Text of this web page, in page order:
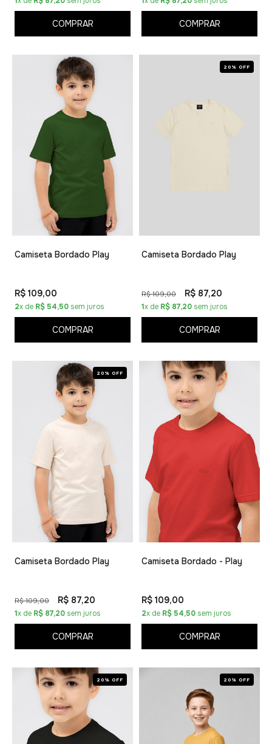
COMPRAR COMPRAR
Camiseta Bordado Play
R$ 109,00
2x de R$ 54,50 sem juros
COMPRAR
20% OFF
Camiseta Bordado Play
R$ 109,00 R$ 87,20
1x de R$ 87,20 sem juros
COMPRAR
20% OFF
Camiseta Bordado Play
R$ 109,00 R$ 87,20
1x de R$ 87,20 sem juros
COMPRAR
Camiseta Bordado - Play
R$ 109,00
2x de R$ 54,50 sem juros
COMPRAR
20% OFF 20% OFF